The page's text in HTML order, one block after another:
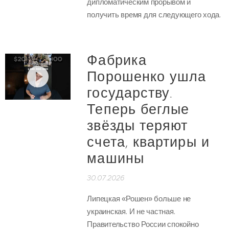
получить время для следующего хода.
Фабрика
Порошенко ушла
государству.
Теперь беглые
звёзды теряют
счета, квартиры и
машины
30.07.2026
Липецкая «Рошен» больше не
украинская. И не частная.
Правительство России спокойно